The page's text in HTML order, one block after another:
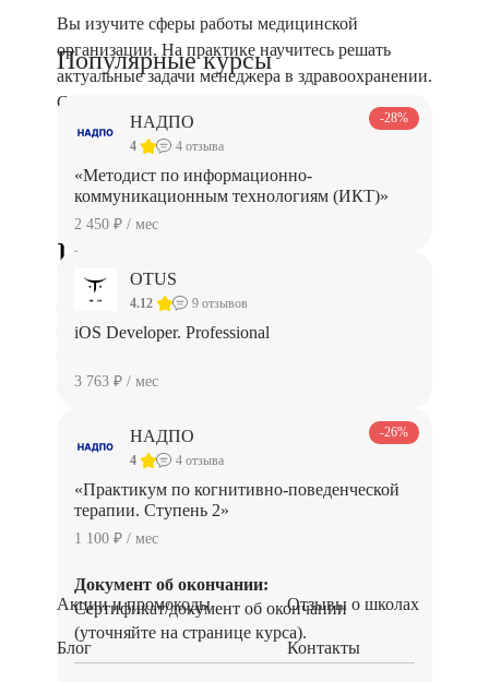
Популярные курсы
НАДПО
4 4 отзыва
«Методист по информационно-
коммуникационным технологиям (ИКТ)»
2 450 ₽ / мес
-28%
OTUS
4.12 9 отзывов
iOS Developer. Professional
3 763 ₽ / мес
НАДПО
4 4 отзыва
«Практикум по когнитивно-поведенческой
терапии. Ступень 2»
1 100 ₽ / мес
-26%
Акции и промокоды Отзывы о школах
Блог Контакты
Вы изучите сферы работы медицинской
организации. На практике научитесь решать
актуальные задачи менеджера в здравоохранении.
Сможете оптимизировать работу медцентра, в
котором работаете, или открыть свою частную
Программа курса
— Введение в «Управление»
— Теория и практика
— Итоговая работа
Программа трудоустройства:
Нет
Документ об окончании:
Сертификат/документ об окончании
(уточняйте на странице курса).